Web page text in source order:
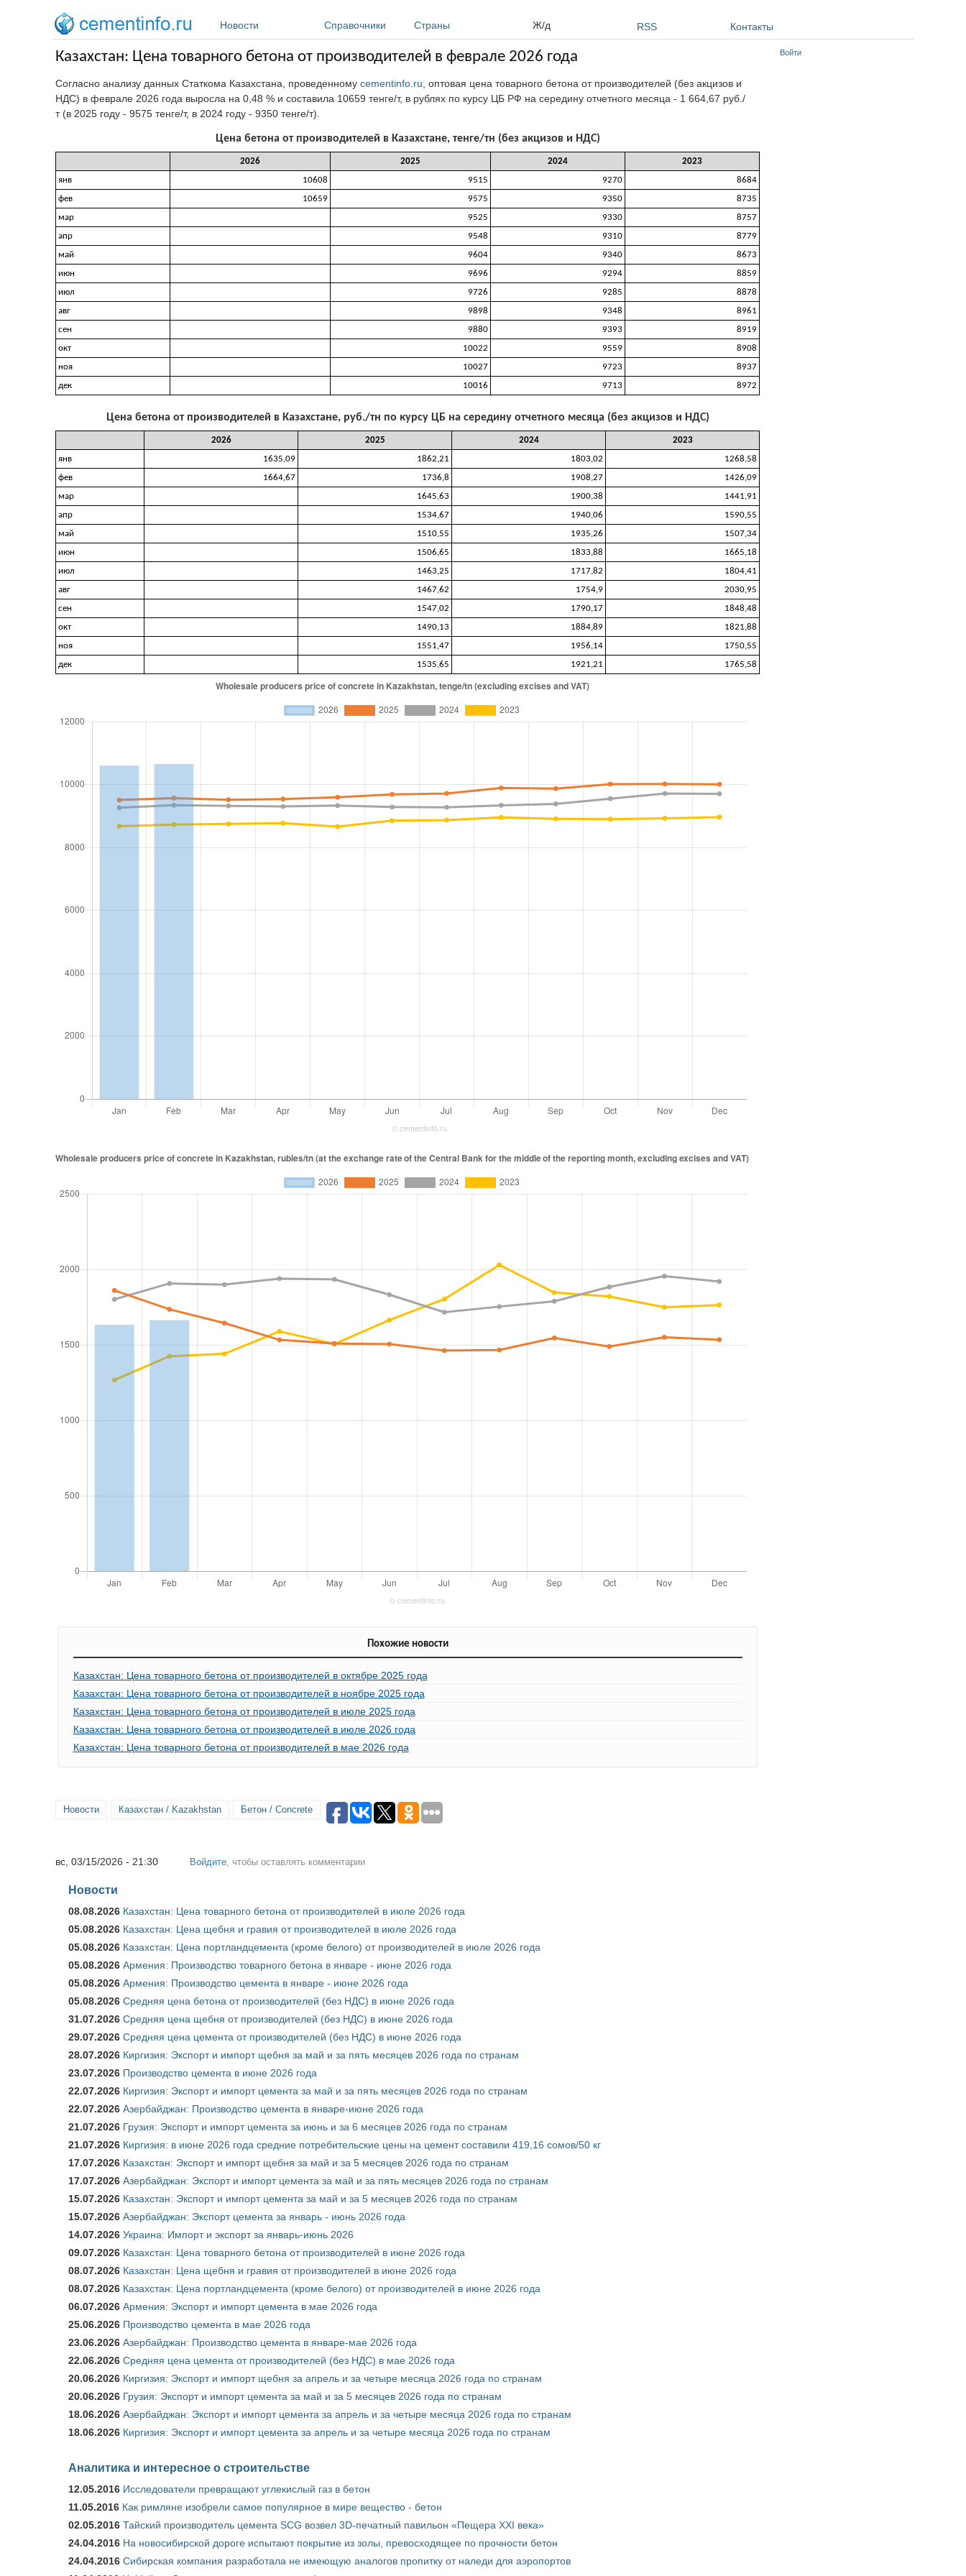
Новости
Справочники Страны Ж/д RSS Контакты
Казахстан: Цена товарного бетона от производителей в феврале 2026 года
Согласно анализу данных Статкома Казахстана, проведенному cementinfo.ru , оптовая цена товарного бетона от производителей (без акцизов и
НДС) в феврале 2026 года выросла на 0,48 % и составила 10659 тенге/т, в рублях по курсу ЦБ РФ на середину отчетного месяца - 1 664,67 руб./
т (в 2025 году - 9575 тенге/т, в 2024 году - 9350 тенге/т).
Цена бетона от производителей в Казахстане, тенге/тн (без акцизов и НДС)
2026 2025 2024
2023
янв
10608 9515 9270
8684
фев
10659 9575 9350
8735
мар
9525 9330
8757
апр
9548 9310
8779
май
9604 9340
8673
июн
9696 9294
8859
июл
9726 9285
8878
авг
9898 9348
8961
сен
9880 9393
8919
окт
10022 9559
8908
ноя
10027 9723
8937
дек
10016 9713 8972
Цена бетона от производителей в Казахстане, руб./тн по курсу ЦБ на середину отчетного месяца (без акцизов и НДС)
2026 2025 2024
2023
янв
1635,09 1862,21 1803,02
1268,58
фев
1664,67 1736,8 1908,27
1426,09
мар
1645,63 1900,38
1441,91
апр
1534,67 1940,06
1590,55
май
1510,55 1935,26
1507,34
июн
1506,65 1833,88
1665,18
июл
1463,25 1717,82
1804,41
авг
1467,62 1754,9
2030,95
сен
1547,02 1790,17
1848,48
окт
1490,13 1884,89
1821,88
ноя
1551,47 1956,14
1750,55
дек
1535,65 1921,21 1765,58
Похожие новости
Казахстан: Цена товарного бетона от производителей в октябре 2025 года
Казахстан: Цена товарного бетона от производителей в ноябре 2025 года
Казахстан: Цена товарного бетона от производителей в июле 2025 года
Казахстан: Цена товарного бетона от производителей в июле 2026 года
Казахстан: Цена товарного бетона от производителей в мае 2026 года
Новости Казахстан / Kazakhstan Бетон / Concrete
вс, 03/15/2026 - 21:30 Войдите , чтобы оставлять комментарии
Новости
08.08.2026 Казахстан: Цена товарного бетона от производителей в июле 2026 года
05.08.2026 Казахстан: Цена щебня и гравия от производителей в июле 2026 года
05.08.2026 Казахстан: Цена портландцемента (кроме белого) от производителей в июле 2026 года
05.08.2026 Армения: Производство товарного бетона в январе - июне 2026 года
05.08.2026 Армения: Производство цемента в январе - июне 2026 года
05.08.2026 Средняя цена бетона от производителей (без НДС) в июне 2026 года
31.07.2026 Средняя цена щебня от производителей (без НДС) в июне 2026 года
29.07.2026 Средняя цена цемента от производителей (без НДС) в июне 2026 года
28.07.2026 Киргизия: Экспорт и импорт щебня за май и за пять месяцев 2026 года по странам
23.07.2026 Производство цемента в июне 2026 года
22.07.2026 Киргизия: Экспорт и импорт цемента за май и за пять месяцев 2026 года по странам
22.07.2026 Азербайджан: Производство цемента в январе-июне 2026 года
21.07.2026 Грузия: Экспорт и импорт цемента за июнь и за 6 месяцев 2026 года по странам
21.07.2026 Киргизия: в июне 2026 года средние потребительские цены на цемент составили 419,16 сомов/50 кг
17.07.2026 Казахстан: Экспорт и импорт щебня за май и за 5 месяцев 2026 года по странам
17.07.2026 Азербайджан: Экспорт и импорт цемента за май и за пять месяцев 2026 года по странам
15.07.2026 Казахстан: Экспорт и импорт цемента за май и за 5 месяцев 2026 года по странам
15.07.2026 Азербайджан: Экспорт цемента за январь - июнь 2026 года
14.07.2026 Украина: Импорт и экспорт за январь-июнь 2026
09.07.2026 Казахстан: Цена товарного бетона от производителей в июне 2026 года
08.07.2026 Казахстан: Цена щебня и гравия от производителей в июне 2026 года
08.07.2026 Казахстан: Цена портландцемента (кроме белого) от производителей в июне 2026 года
06.07.2026 Армения: Экспорт и импорт цемента в мае 2026 года
25.06.2026 Производство цемента в мае 2026 года
23.06.2026 Азербайджан: Производство цемента в январе-мае 2026 года
22.06.2026 Средняя цена цемента от производителей (без НДС) в мае 2026 года
20.06.2026 Киргизия: Экспорт и импорт щебня за апрель и за четыре месяца 2026 года по странам
20.06.2026 Грузия: Экспорт и импорт цемента за май и за 5 месяцев 2026 года по странам
18.06.2026 Азербайджан: Экспорт и импорт цемента за апрель и за четыре месяца 2026 года по странам
18.06.2026 Киргизия: Экспорт и импорт цемента за апрель и за четыре месяца 2026 года по странам
Аналитика и интересное о строительстве
12.05.2016 Исследователи превращают углекислый газ в бетон
11.05.2016 Как римляне изобрели самое популярное в мире вещество - бетон
02.05.2016 Тайский производитель цемента SCG возвел 3D-печатный павильон «Пещера XXI века»
24.04.2016 На новосибирской дороге испытают покрытие из золы, превосходящее по прочности бетон
24.04.2016 Сибирская компания разработала не имеющую аналогов пропитку от наледи для аэропортов
Войти